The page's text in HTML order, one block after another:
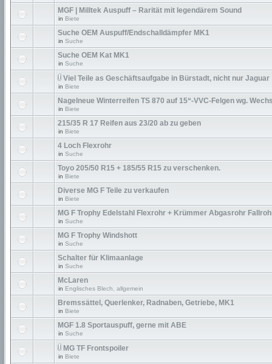
MGF | Milltek Auspuff – Rarität mit legendärem Sound
in Biete
Suche OEM Auspuff/Endschalldämpfer MK1
in Suche
Suche OEM Kat MK1
in Suche
Viel Teile as Geschäftsaufgabe in Bürstadt, nicht nur Jaguar
in Biete
Nagelneue Winterreifen TS 870 auf 15“-VVC-Felgen wg.
in Biete
215/35 R 17 Reifen aus 23/20 ab zu geben
in Biete
4 Loch Flexrohr
in Suche
Toyo 205/50 R15 + 185/55 R15 zu verschenken.
in Biete
Diverse MG F Teile zu verkaufen
in Biete
MG F Trophy Edelstahl Flexrohr + Krümmer Abgasrohr
in Suche
MG F Trophy Windshott
in Suche
Schalter für Klimaanlage
in Suche
McLaren
in Englisches Blech, allgemein
Bremssättel, Querlenker, Radnaben, Getriebe, MK1
in Biete
MGF 1.8 Sportauspuff, gerne mit ABE
in Suche
MG TF Frontspoiler
in Biete